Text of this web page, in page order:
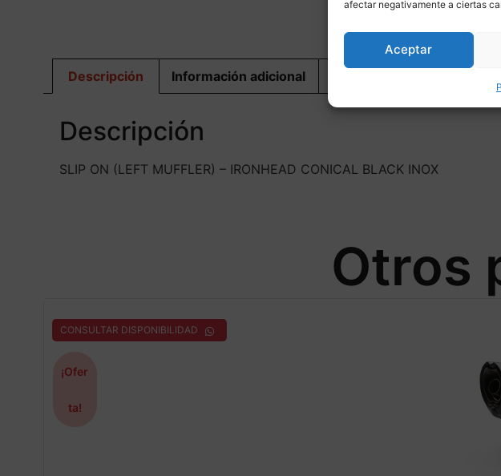
afectar negativamente a ciertas
Aceptar
Más
Descripción Información adicional
Descripción
SLIP ON (LEFT MUFFLER) – IRONHEAD CONICAL BLACK INOX
Otros
CONSULTAR DISPONIBILIDAD
¡Ofer
ta!